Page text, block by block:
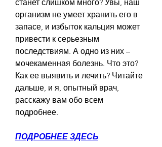
станет слишком много? Увы, наш
организм не умеет хранить его в
запасе, и избыток кальция может
привести к серьезным
последствиям. А одно из них –
мочекаменная болезнь. Что это?
Как ее выявить и лечить? Читайте
дальше, и я, опытный врач,
расскажу вам обо всем
подробнее.
ПОДРОБНЕЕ ЗДЕСЬ